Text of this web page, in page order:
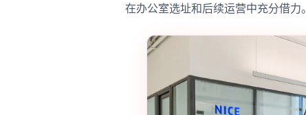
在办公室选址和后续运营中充分借力。